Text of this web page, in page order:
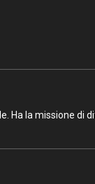
Ha la missione di